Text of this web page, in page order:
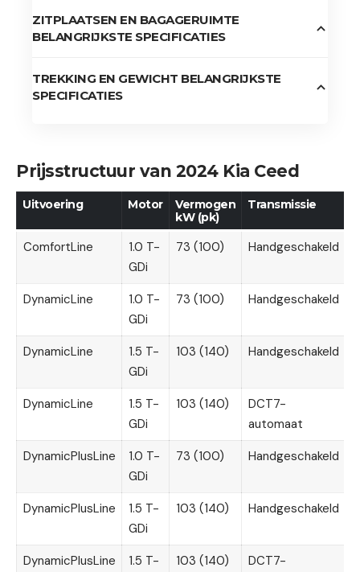
ZITPLAATSEN EN BAGAGERUIMTE
BELANGRIJKSTE SPECIFICATIES
TREKKING EN GEWICHT BELANGRIJKSTE
SPECIFICATIES
Prijsstructuur van 2024 Kia Ceed
Uitvoering Motor
Vermogen
kW (pk)
Transmissie
ComfortLine
1.0 T-
GDi
73 (100) Handgeschakeld
DynamicLine
1.0 T-
GDi
73 (100) Handgeschakeld
DynamicLine
1.5 T-
GDi
103 (140) Handgeschakeld
DynamicLine
1.5 T-
GDi
103 (140)
DCT7-
automaat
DynamicPlusLine
1.0 T-
GDi
73 (100) Handgeschakeld
DynamicPlusLine
1.5 T-
GDi
103 (140) Handgeschakeld
DynamicPlusLine
1.5 T-
103 (140)
DCT7-